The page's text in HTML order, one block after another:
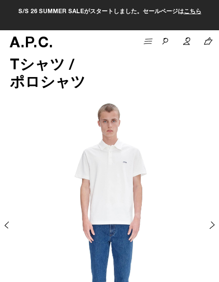
S/S 26 SUMMER SALEがスタートしました。セールページはこちら
A.P.C.
Tシャツ /
ポロシャツ